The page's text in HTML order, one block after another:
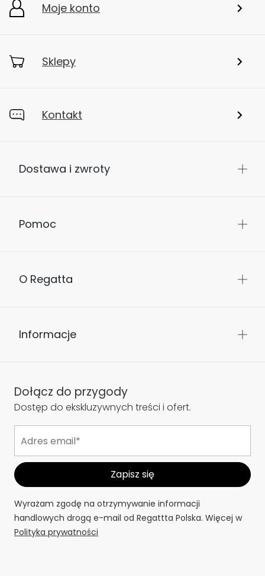
Moje konto
Sklepy
Kontakt
Dostawa i zwroty
Pomoc
O Regatta
Informacje
Dołącz do przygody
Dostęp do ekskluzywnych treści i ofert.
Wyrażam zgodę na otrzymywanie informacji
handlowych drogą e-mail od Regattta Polska. Więcej w
Polityka prywatności